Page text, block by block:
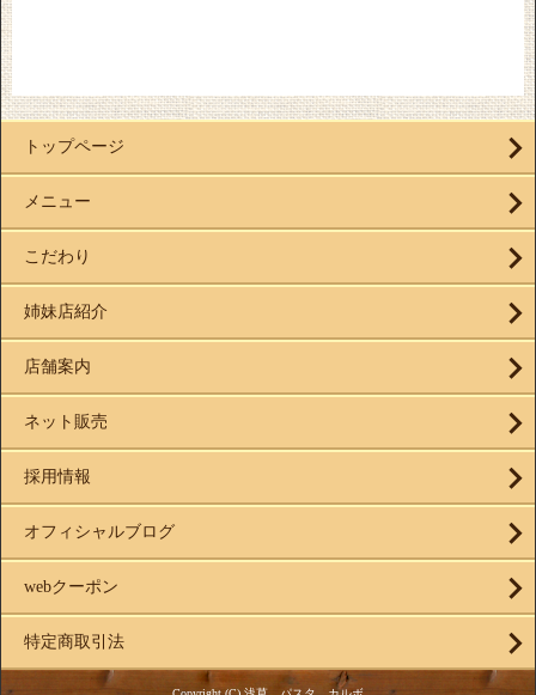
トップページ
メニュー
こだわり
姉妹店紹介
店舗案内
ネット販売
採用情報
オフィシャルブログ
webクーポン
特定商取引法